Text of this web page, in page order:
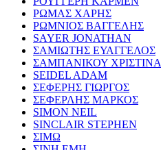
ΡΩΜΑΣ ΧΑΡΗΣ
ΡΩΜΝΙΟΣ ΒΑΓΓΕΛΗΣ
SAYER JONATHAN
ΣΑΜΙΩΤΗΣ ΕΥΑΓΓΕΛΟΣ
ΣΑΜΠΑΝΙΚΟΥ ΧΡΙΣΤΙΝΑ
SEIDEL ADAM
ΣΕΦΕΡΗΣ ΓΙΩΡΓΟΣ
ΣΕΦΕΡΛΗΣ ΜΑΡΚΟΣ
SIMON NEIL
SINCLAIR STEPHEN
ΣΙΜΩ